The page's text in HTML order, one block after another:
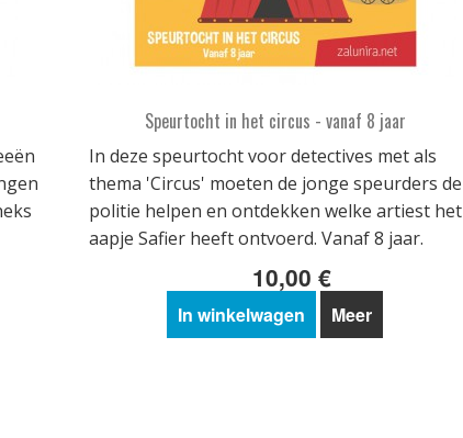
Speurtocht in het circus - vanaf 8 jaar
In deze speurtocht voor detectives met als
thema 'Circus' moeten de jonge speurders de
politie helpen en ontdekken welke artiest het
aapje Safier heeft ontvoerd. Vanaf 8 jaar.
10,00 €
In winkelwagen Meer